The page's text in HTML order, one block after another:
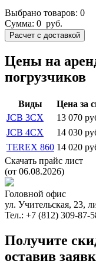
Выбрано товаров: 0
Сумма: 0 руб.
Цены на
погрузчиков
Виды Цена за
JCB 3CX
13 070
JCB 4CX
14 030
TEREX 860 14 020
Скачать прайс лист
(от 06.08.2026)
Головной офис
ул. Учительская, 23,
Тел.: +7 (812) 309-87-
Получите
оставив